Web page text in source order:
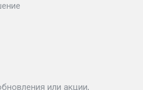
или акции,